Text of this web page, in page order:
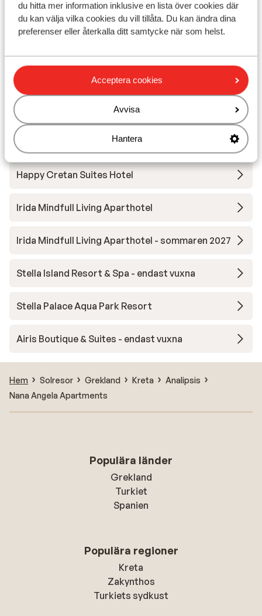
du hitta mer information inklusive en lista över cookies där
du kan välja vilka cookies du vill tillåta. Du kan ändra dina
preferenser eller återkalla ditt samtycke när som helst.
Acceptera cookies
Avvisa
Hantera
Aloe Boutique & Suites Hotel - endast vuxna
Iperion Beach Apartments
Palazzo Greco Boutique Hotel
Happy Cretan Suites Hotel
Irida Mindfull Living Aparthotel
Irida Mindfull Living Aparthotel - sommaren 2027
Stella Island Resort & Spa - endast vuxna
Stella Palace Aqua Park Resort
Airis Boutique & Suites - endast vuxna
Hem Solresor Grekland Kreta
Analipsis
Nana Angela Apartments
Populära länder
Grekland
Turkiet
Spanien
Populära regioner
Kreta
Zakynthos
Turkiets sydkust